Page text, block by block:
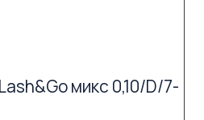
микс 0,10/D/7-